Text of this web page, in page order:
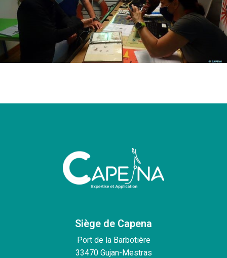
Siège de Capena
Port de la Barbotière
33470 Gujan-Mestras